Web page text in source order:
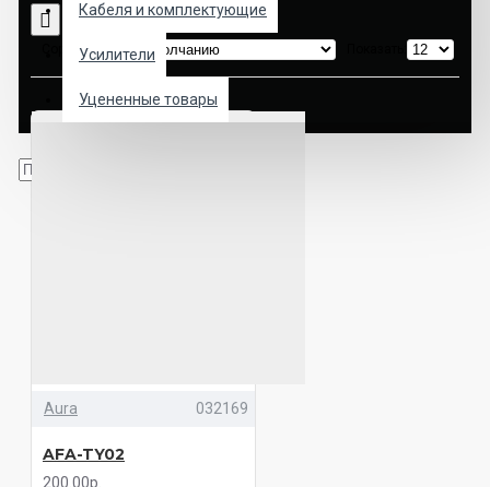
Кабеля и комплектующие
Усилители
Уцененные товары
Сортировка:
Aura 032169
AFA-TY02
200.00р.